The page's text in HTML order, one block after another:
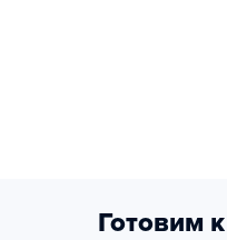
Готовим